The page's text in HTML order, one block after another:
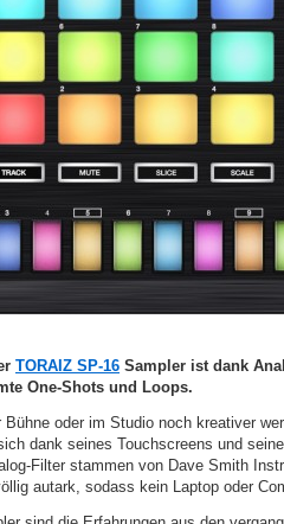
TORAIZ SP-16 Sampler ist dank
One-Shots und Loops.
oder im Studio noch kreativer
dank seines Touchscreens und
Filter stammen von Dave Smith
autark, sodass kein Laptop oder